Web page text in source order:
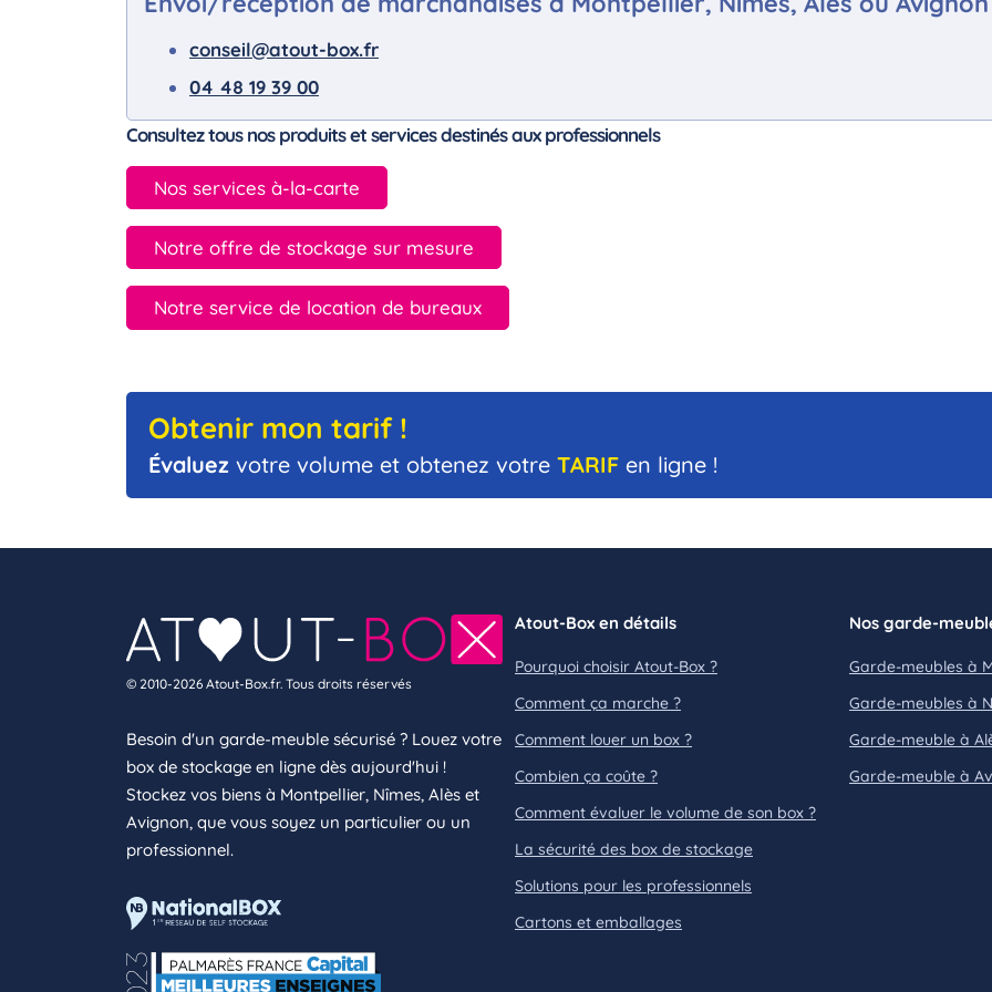
conseil@atout-box.fr
04 48 19 39 00
Consultez tous nos produits et services destinés aux professionnels
Nos services à-la-carte
Notre offre de stockage sur mesure
Notre service de location de bureaux
Obtenir mon tarif !
Évaluez votre volume et obtenez votre TARIF en ligne !
© 2010-2026 Atout-Box.fr. Tous droits réservés
Besoin d'un garde-meuble sécurisé ? Louez votre
box de stockage en ligne dès aujourd'hui !
Stockez vos biens à Montpellier, Nîmes, Alès et
Avignon, que vous soyez un particulier ou un
professionnel.
Atout-Box en détails
Pourquoi choisir Atout-Box ?
Comment ça marche ?
Comment louer un box ?
Combien ça coûte ?
Comment évaluer le volume de son box ?
La sécurité des box de stockage
Solutions pour les professionnels
Cartons et emballages
Nos garde-
Garde-meubles à
Garde-meubles à
Garde-meuble à
Garde-meuble à